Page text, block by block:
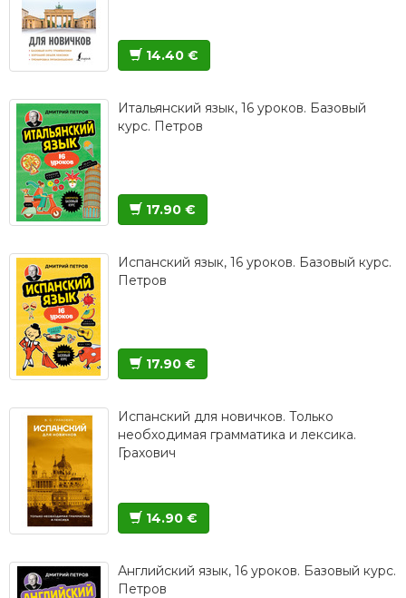
14.40 €
Итальянский язык, 16 уроков. Базовый
курс. Петров
17.90 €
Испанский язык, 16 уроков. Базовый курс.
Петров
17.90 €
Испанский для новичков. Только
необходимая грамматика и лексика.
Грахович
14.90 €
Английский язык, 16 уроков. Базовый курс.
Петров